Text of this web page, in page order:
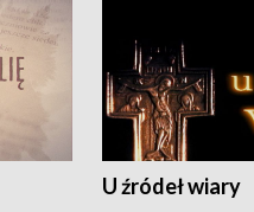
U źródeł wiary